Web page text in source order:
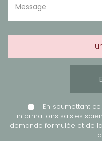
En soumettant
informations saisies
demande formulée et de